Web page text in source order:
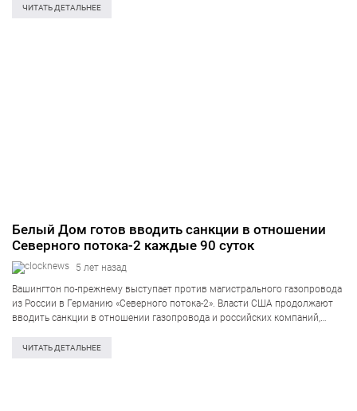
лице Министерства культуры и…
ЧИТАТЬ ДЕТАЛЬНЕЕ
Белый Дом готов вводить санкции в отношении
Северного потока-2 каждые 90 суток
5 лет назад
Вашингтон по-прежнему выступает против магистрального газопровода
из России в Германию «Северного потока-2». Власти США продолжают
вводить санкции в отношении газопровода и российских компаний,
Джейк Салливан в эфире телеканалу CNN. «Вопрос в…
ЧИТАТЬ ДЕТАЛЬНЕЕ